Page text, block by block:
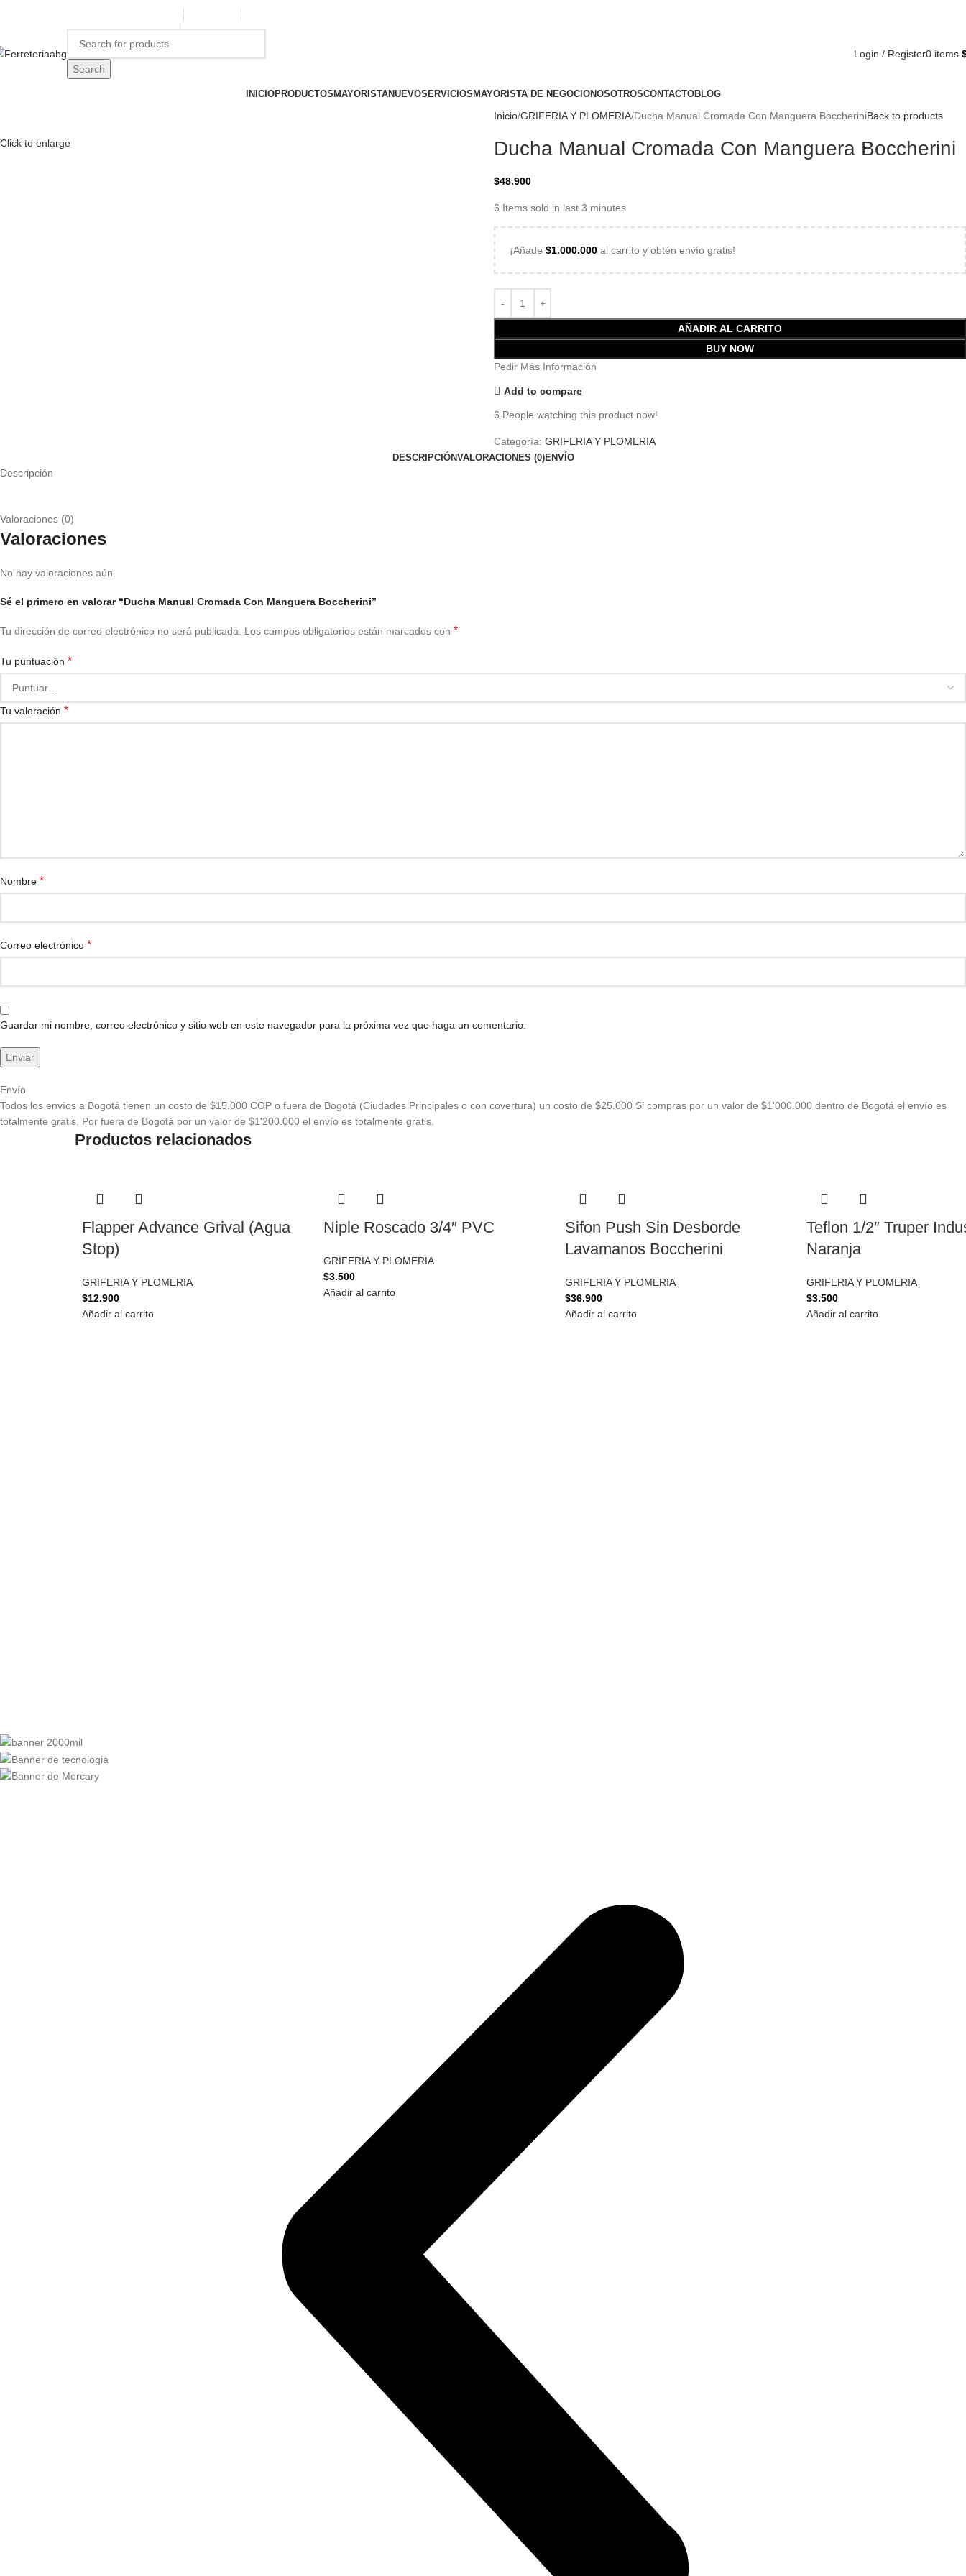
Search
Login / Register0 items
INICIOPRODUCTOSMAYORISTANUEVOSERVICIOSMAYORISTA DE NEGOCIONOSOTROSCONTACTOBLOG
Click to enlarge
Inicio GRIFERIA Y PLOMERIA Ducha Manual Cromada Con Manguera BoccheriniBack to products
Ducha Manual Cromada Con Manguera Boccherini
$48.900
6 Items sold in last 3 minutes
¡Añade $1.000.000 al carrito y obtén envío gratis!
AÑADIR AL CARRITO
BUY NOW
Pedir Más Información
Add to compare
6 People watching this product now!
Categoría: GRIFERIA Y PLOMERIA
DESCRIPCIÓNVALORACIONES (0)ENVÍO
Descripción
Valoraciones (0)
Valoraciones
No hay valoraciones aún.
Sé el primero en valorar “Ducha Manual Cromada Con Manguera Boccherini”
Tu dirección de correo electrónico no será publicada. Los campos obligatorios están marcados con *
Tu puntuación *
Tu valoración *
Nombre *
Correo electrónico *
Guardar mi nombre, correo electrónico y sitio web en este navegador para la próxima vez que haga un comentario.
Envío
Todos los envíos a Bogotá tienen un costo de $15.000 COP o fuera de Bogotá (Ciudades Principales o con covertura) un costo de $25.000 Si compras por un valor de $1'000.000 dentro de Bogotá el envío es
totalmente gratis. Por fuera de Bogotá por un valor de $1'200.000 el envío es totalmente gratis.
Productos relacionados
Flapper Advance Grival (Agua
Stop)
GRIFERIA Y PLOMERIA
$12.900
Añadir al carrito
Niple Roscado 3/4″ PVC
GRIFERIA Y PLOMERIA
$3.500
Añadir al carrito
Sifon Push Sin Desborde
Lavamanos Boccherini
GRIFERIA Y PLOMERIA
$36.900
Añadir al carrito
Teflon 1/2″ Truper
Naranja
GRIFERIA Y PLOMERIA
$3.500
Añadir al carrito